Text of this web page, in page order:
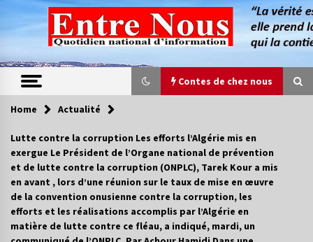
content
Contes de chez nous
Contes de chez nous
Quand la mère n’est plus là (17e partie)
4 ans ago
Magie de sorcier
4 ans ago
Home Actualité
Lutte contre la corruption Les efforts l’Algérie mis en
exergue Le Président de l’Organe national de prévention
et de lutte contre la corruption (ONPLC), Tarek Kour a mis
en avant , lors d’une réunion sur le taux de mise en œuvre
de la convention onusienne contre la corruption, les
efforts et les réalisations accomplis par l’Algérie en
matière de lutte contre ce fléau, a indiqué, mardi, un